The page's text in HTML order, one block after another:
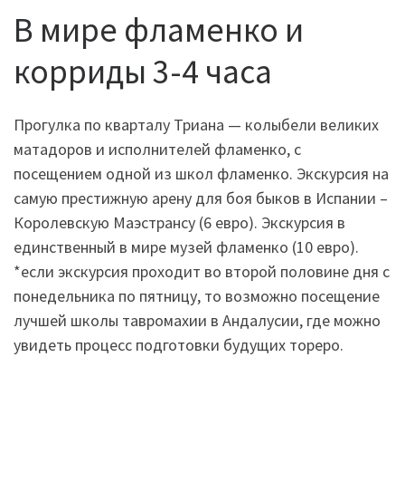
В мире фламенко и
корриды 3-4 часа
Прогулка по кварталу Триана — колыбели великих
матадоров и исполнителей фламенко, с
посещением одной из школ фламенко. Экскурсия на
самую престижную арену для боя быков в Испании –
Королевскую Маэстрансу (6 евро). Экскурсия в
единственный в мире музей фламенко (10 евро).
*если экскурсия проходит во второй половине дня с
понедельника по пятницу, то возможно посещение
лучшей школы тавромахии в Андалусии, где можно
увидеть процесс подготовки будущих тореро.